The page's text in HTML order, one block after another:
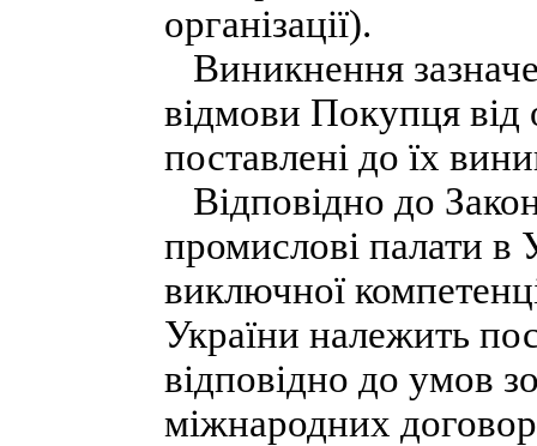
організації).
Виникнення
відмови Покупця від
поставлені до їх
Відповідно до
промислові палати в
виключної
України належить
відповідно до умов
міжнародних